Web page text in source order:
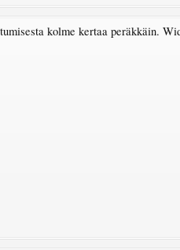
kolme kertaa peräkkäin.